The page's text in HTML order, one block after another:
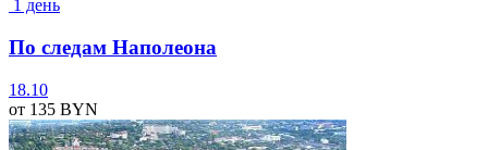
1 день
По следам Наполеона
18.10
от 135 BYN